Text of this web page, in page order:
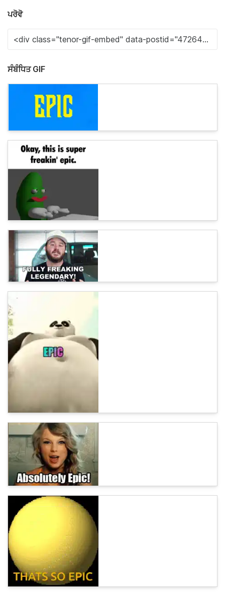
ਪਰੋਵੋ
ਸੰਬੰਧਿਤ GIF